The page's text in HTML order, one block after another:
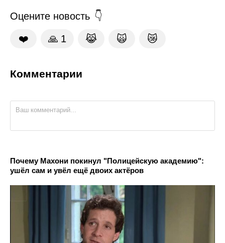
Оцените новость
❤️ 🙏 1 😹 🙀 😿
Комментарии
Почему Махони покинул "Полицейскую академию":
ушёл сам и увёл ещё двоих актёров